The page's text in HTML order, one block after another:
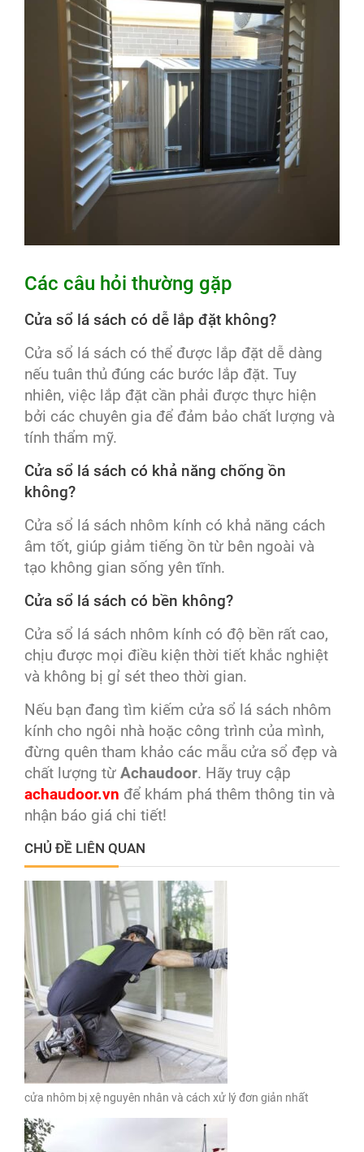
Các câu hỏi thường gặp
Cửa sổ lá sách có dễ lắp đặt không?
Cửa sổ lá sách có thể được lắp đặt dễ dàng
nếu tuân thủ đúng các bước lắp đặt. Tuy
nhiên, việc lắp đặt cần phải được thực hiện
bởi các chuyên gia để đảm bảo chất lượng và
tính thẩm mỹ.
Cửa sổ lá sách có khả năng chống ồn
không?
Cửa sổ lá sách nhôm kính có khả năng cách
âm tốt, giúp giảm tiếng ồn từ bên ngoài và
tạo không gian sống yên tĩnh.
Cửa sổ lá sách có bền không?
Cửa sổ lá sách nhôm kính có độ bền rất cao,
chịu được mọi điều kiện thời tiết khắc nghiệt
và không bị gỉ sét theo thời gian.
Nếu bạn đang tìm kiếm cửa sổ lá sách nhôm
kính cho ngôi nhà hoặc công trình của mình,
đừng quên tham khảo các mẫu cửa sổ đẹp và
chất lượng từ Achaudoor. Hãy truy cập
achaudoor.vn để khám phá thêm thông tin và
nhận báo giá chi tiết!
CHỦ ĐỀ LIÊN QUAN
cửa nhôm bị xệ nguyên nhân và cách xử lý đơn giản nhất